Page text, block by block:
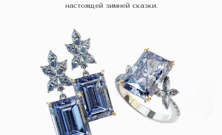
настоящей зимней сказки.